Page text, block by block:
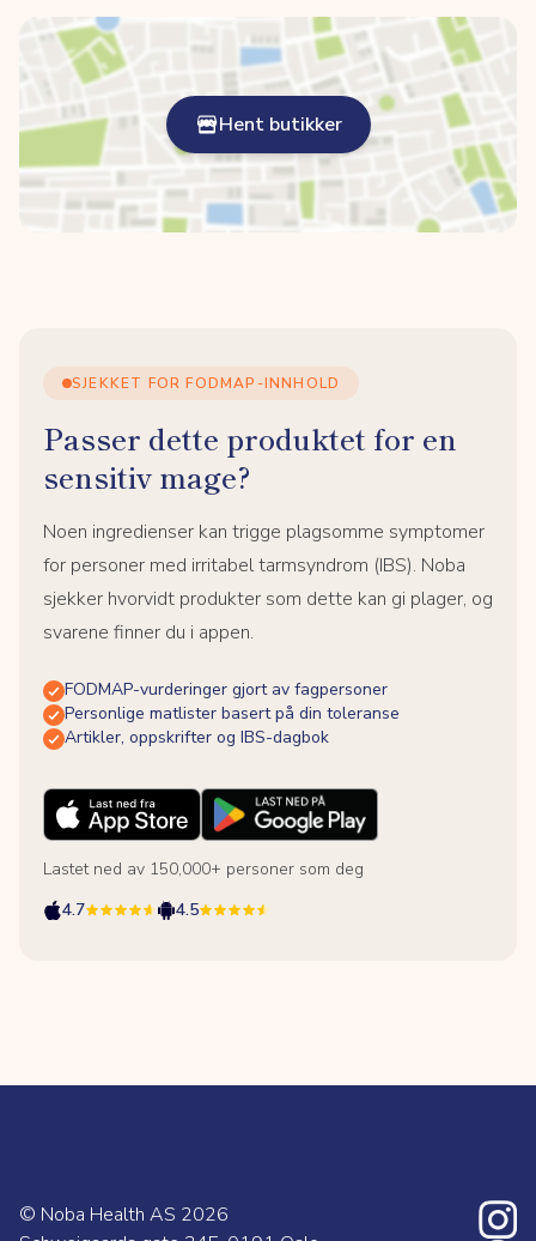
Hent butikker
SJEKKET FOR FODMAP-INNHOLD
Passer dette produktet for en
sensitiv mage?
Noen ingredienser kan trigge plagsomme symptomer
for personer med irritabel tarmsyndrom (IBS). Noba
sjekker hvorvidt produkter som dette kan gi plager, og
svarene finner du i appen.
FODMAP-vurderinger gjort av fagpersoner
Personlige matlister basert på din toleranse
Artikler, oppskrifter og IBS-dagbok
Lastet ned av 150,000+ personer som deg
4.7
4.5
© Noba Health AS 2026